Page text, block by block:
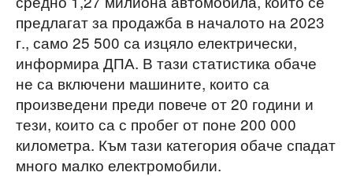
предлагат за продажба в началото на 2023
г., само 25 500 са изцяло електрически,
информира ДПА. В тази статистика обаче
не са включени машините, които са
произведени преди повече от 20 години и
тези, които са с пробег от поне 200 000
километра. Към тази категория обаче спадат
много малко електромобили.